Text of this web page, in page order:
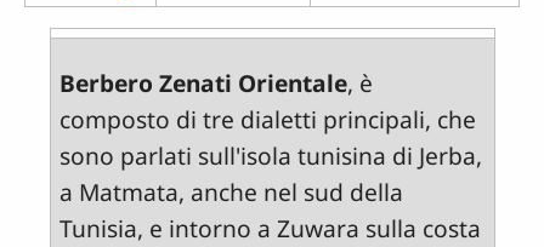
Berbero Zenati Orientale, è
composto di tre dialetti principali, che
sono parlati sull'isola tunisina di Jerba,
a Matmata, anche nel sud della
Tunisia, e intorno a Zuwara sulla costa